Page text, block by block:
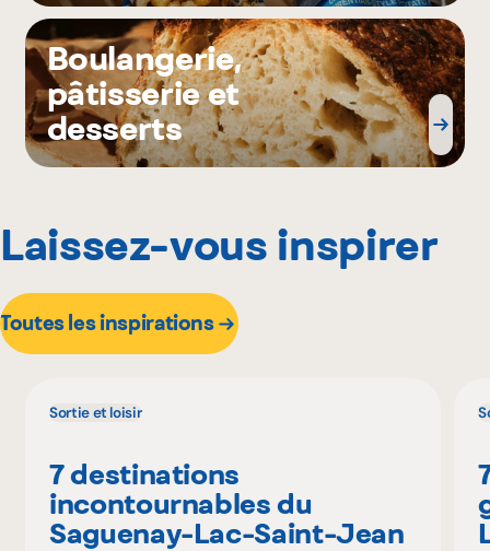
Boulangerie,
pâtisserie et
desserts
Laissez-vous inspirer
Toutes les inspirations
Sortie et loisir
7 destinations
incontournables du
Saguenay-Lac-Saint-Jean